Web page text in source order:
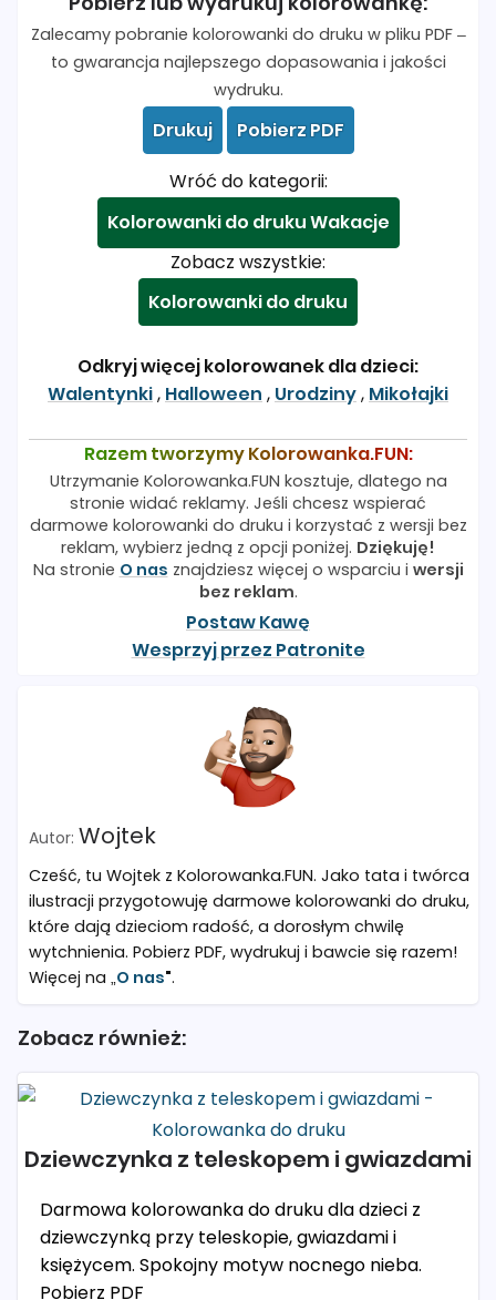
Zalecamy pobranie kolorowanki do druku w pliku PDF –
to gwarancja najlepszego dopasowania i jakości
wydruku.
Drukuj
Pobierz PDF
Wróć do kategorii:
Kolorowanki do druku Wakacje
Zobacz wszystkie:
Kolorowanki do druku
Odkryj więcej kolorowanek dla dzieci:
Walentynki, Halloween , Urodziny, Mikołajki
Razem tworzymy Kolorowanka.FUN:
Utrzymanie Kolorowanka.FUN kosztuje, dlatego na
stronie widać reklamy. Jeśli chcesz wspierać
darmowe kolorowanki do druku i korzystać z wersji bez
reklam, wybierz jedną z opcji poniżej. Dziękuję!
Na stronie O nas znajdziesz więcej o wsparciu i wersji
bez reklam.
Postaw Kawę
Wesprzyj przez Patronite
Wojtek
Cześć, tu Wojtek z Kolorowanka.FUN. Jako tata i twórca
ilustracji przygotowuję darmowe kolorowanki do druku,
które dają dzieciom radość, a dorosłym chwilę
wytchnienia. Pobierz PDF, wydrukuj i bawcie się razem!
Więcej na „O nas".
Zobacz również:
Dziewczynka z teleskopem i gwiazdami
Darmowa kolorowanka do druku dla dzieci z
dziewczynką przy teleskopie, gwiazdami i
księżycem. Spokojny motyw nocnego nieba.
Pobierz PDF